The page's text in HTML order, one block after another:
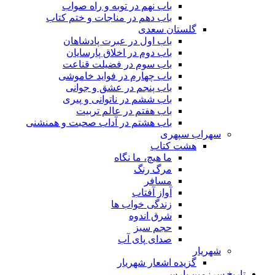
باب نهم در توبه و راه صواب
باب دهم در مناجات و ختم کتاب
گلستان سعدی
باب اول در عبرت پادشاهان
باب دوم در اخلاق پارسایان
باب سوم در فضیلت قناعت
باب چهارم در فواید خاموشى
باب پنجم در عشق و جوانى
باب ششم در ناتوانى و پیرى
باب هفتم در عالم تربیت
باب هشتم در آداب صحبت و همنشنى
سهراب سپهری
هشت کتاب
ما هیچ، ما نگاه
مرگ رنگ
مسافر
آواز آفتاب
زندگی خواب ها
شرق اندوه
حجم سبز
صدای پای آب
شهریار
گزیده اشعار شهریار